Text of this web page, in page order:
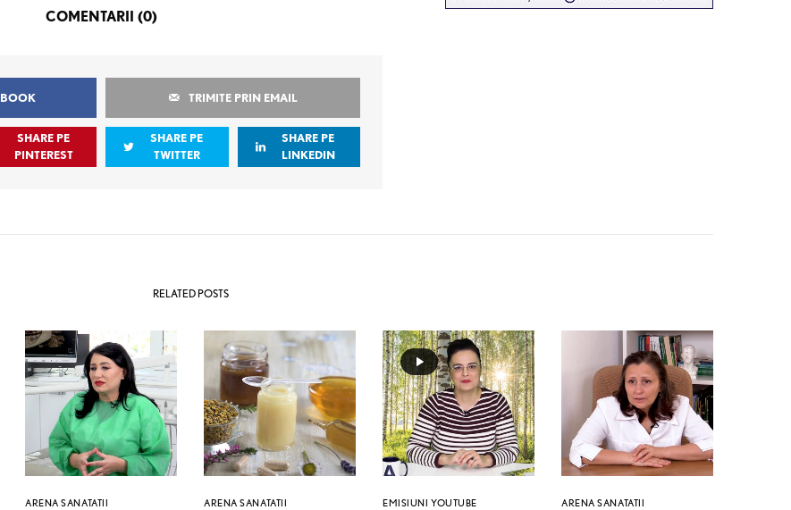
COMENTARII (0)
TRIMITE PRIN EMAIL
SHARE PE
PINTEREST
SHARE PE
TWITTER
SHARE PE
LINKEDIN
RELATED POSTS
ARENA SANATATII ARENA SANATATII EMISIUNI YOUTUBE ARENA SANATATII